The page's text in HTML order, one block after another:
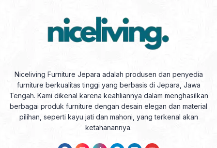
Niceliving Furniture Jepara adalah produsen dan penyedia
furniture berkualitas tinggi yang berbasis di Jepara, Jawa
Tengah. Kami dikenal karena keahliannya dalam menghasilkan
berbagai produk furniture dengan desain elegan dan material
pilihan, seperti kayu jati dan mahoni, yang terkenal akan
ketahanannya.